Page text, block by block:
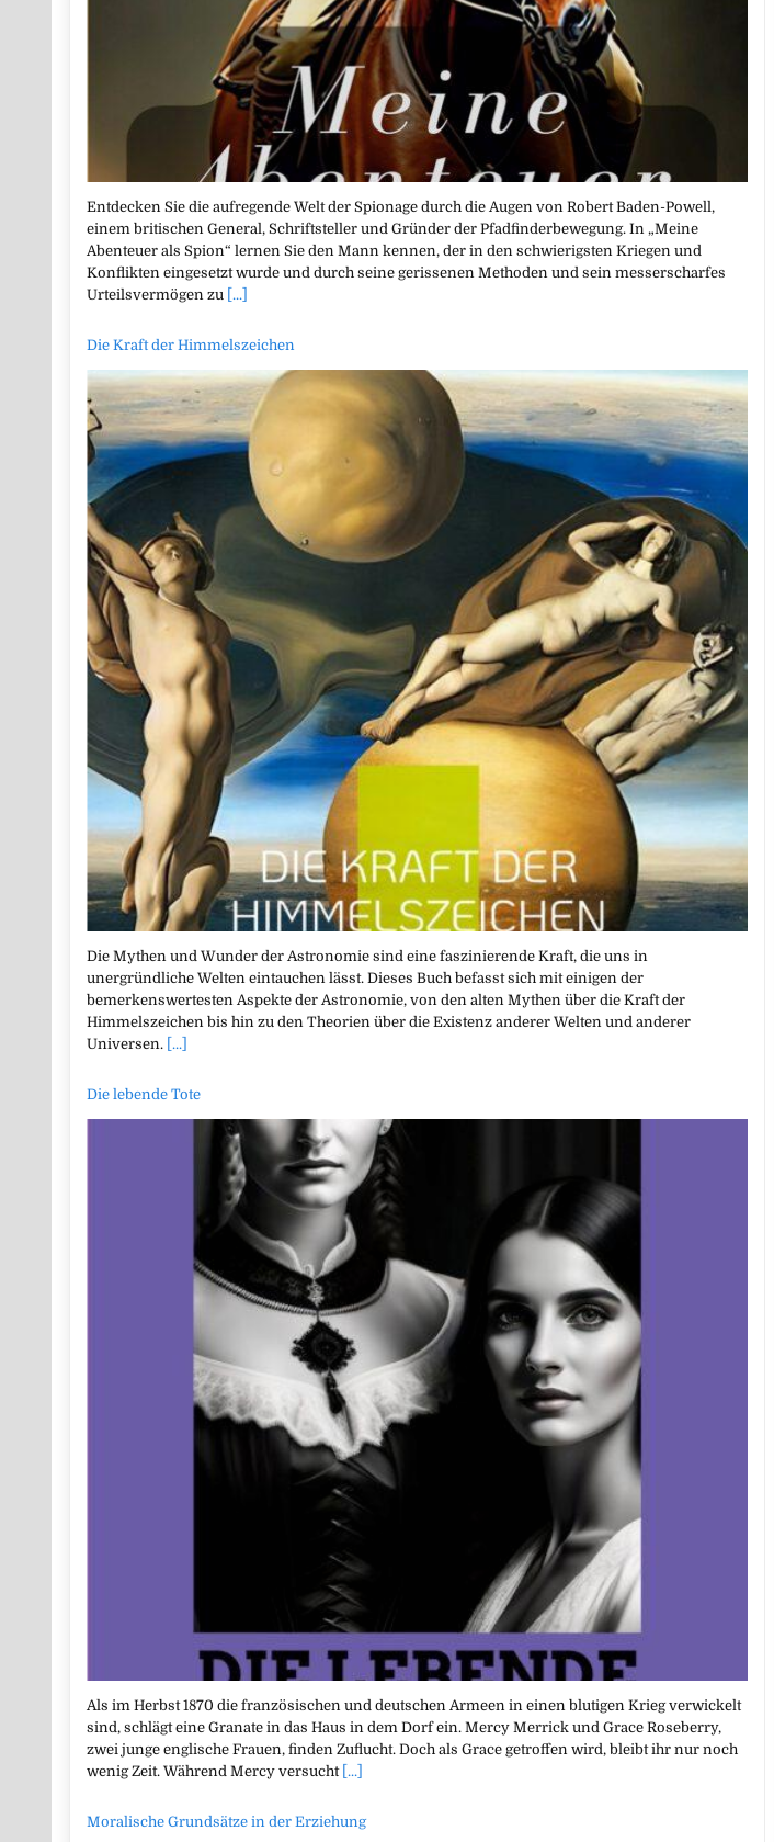
Entdecken Sie die aufregende Welt der Spionage durch die Augen von Robert Baden-Powell,
einem britischen General, Schriftsteller und Gründer der Pfadfinderbewegung. In „Meine
Abenteuer als Spion“ lernen Sie den Mann kennen, der in den schwierigsten Kriegen und
Konflikten eingesetzt wurde und durch seine gerissenen Methoden und sein messerscharfes
Urteilsvermögen zu
[...]
Die Kraft der Himmelszeichen
Die Mythen und Wunder der Astronomie sind eine faszinierende Kraft, die uns in
unergründliche Welten eintauchen lässt. Dieses Buch befasst sich mit einigen der
bemerkenswertesten Aspekte der Astronomie, von den alten Mythen über die Kraft der
Himmelszeichen bis hin zu den Theorien über die Existenz anderer Welten und anderer
Universen.
[...]
Die lebende Tote
Als im Herbst 1870 die französischen und deutschen Armeen in einen blutigen Krieg verwickelt
sind, schlägt eine Granate in das Haus in dem Dorf ein. Mercy Merrick und Grace Roseberry,
zwei junge englische Frauen, finden Zuflucht. Doch als Grace getroffen wird, bleibt ihr nur noch
wenig Zeit. Während Mercy versucht [...]
Moralische Grundsätze in der Erziehung